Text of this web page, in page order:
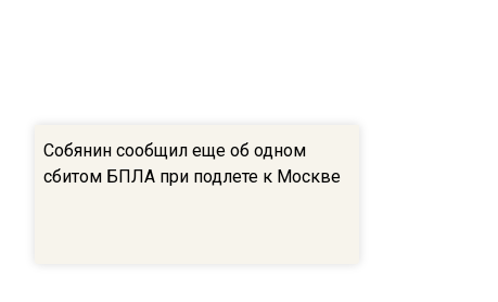
Собянин сообщил еще об одном
сбитом БПЛА при подлете к Москве